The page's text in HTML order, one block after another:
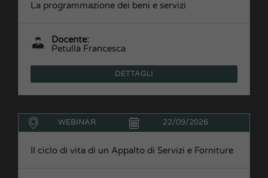
La programmazione dei beni e servizi
Docente:
Petullà Francesca
DETTAGLI
WEBINAR 22/09/2026
Il ciclo di vita di un Appalto di Servizi e Forniture